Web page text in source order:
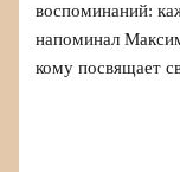
воспоминаний:
напоминал
кому посвящает